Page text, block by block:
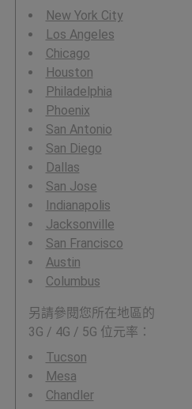
New York City
Los Angeles
Chicago
Houston
Philadelphia
Phoenix
San Antonio
San Diego
Dallas
San Jose
Indianapolis
Jacksonville
San Francisco
Austin
Columbus
另請參閱您所在地區的
3G / 4G / 5G 位元率：
Tucson
Mesa
Chandler